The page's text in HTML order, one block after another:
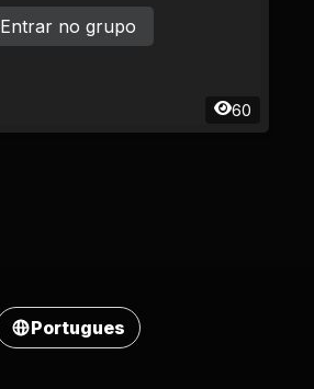
60
Entrar no grupo
Portugues